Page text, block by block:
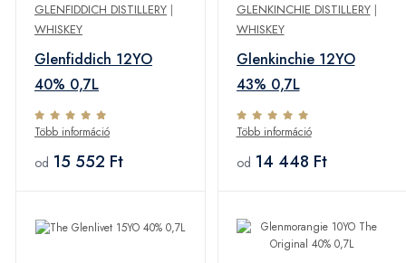
GLENFIDDICH DISTILLERY |
WHISKEY
Glenfiddich 12YO
40% 0,7L
Több információ
od 15 552 Ft
GLENKINCHIE DISTILLERY|
WHISKEY
Glenkinchie 12YO
43% 0,7L
Több információ
od 14 448 Ft